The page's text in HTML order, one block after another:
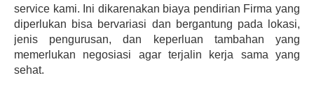
service kami. Ini dikarenakan biaya pendirian Firma yang
diperlukan bisa bervariasi dan bergantung pada lokasi,
jenis pengurusan, dan keperluan tambahan yang
memerlukan negosiasi agar terjalin kerja sama yang
sehat.